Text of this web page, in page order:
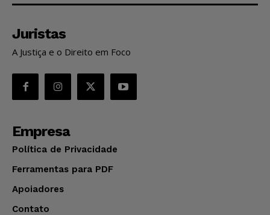
Juristas
A Justiça e o Direito em Foco
Empresa
Política de Privacidade
Ferramentas para PDF
Apoiadores
Contato